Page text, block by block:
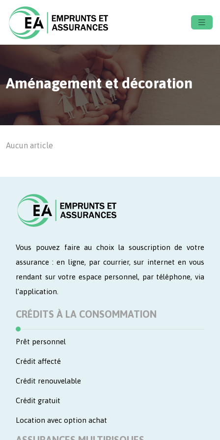
Aménagement et décoration
Aucun article
Vous pouvez faire au choix la souscription de votre
assurance : en ligne, par courrier, sur internet en vous
rendant sur votre espace personnel, par téléphone, via
l’application.
CRÉDITS À LA CONSOMMATION
Prêt personnel
Crédit affecté
Crédit renouvelable
Crédit gratuit
Location avec option achat